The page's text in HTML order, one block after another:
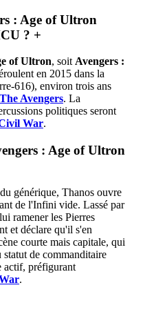
: Age of Ultron
? +
of Ultron, soit Avengers :
en 2015 dans la
616), environ trois ans
The Avengers. La
politiques seront
War.
: Age of Ultron
générique, Thanos ouvre
de l'Infini vide. Lassé par
ramener les Pierres
et déclare qu'il s'en
courte mais capitale, qui
statut de commanditaire
actif, préfigurant
.